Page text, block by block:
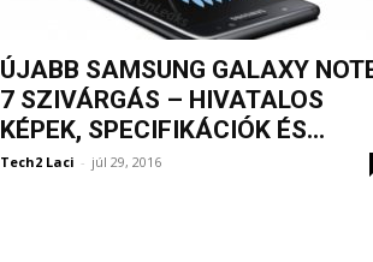
ÚJABB SAMSUNG GALAXY
7 SZIVÁRGÁS – HIVATALOS
KÉPEK, SPECIFIKÁCIÓK ÉS...
Tech2 Laci - júl 29, 2016